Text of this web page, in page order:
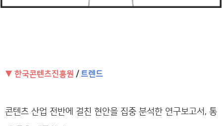
▼ 한국콘텐츠진흥원 / 트렌드
콘텐츠 산업 전반에 걸친 현안을 집중 분석한 연구보고서, 통